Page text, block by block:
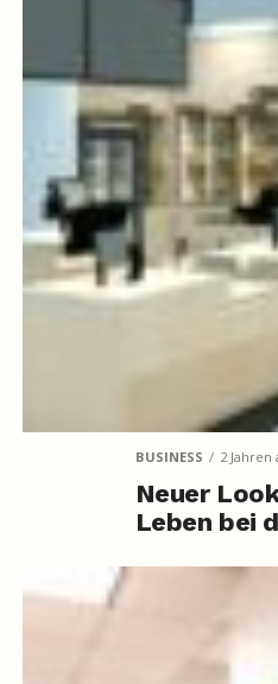
BUSINESS 2 Jahren
Neuer
Leben bei